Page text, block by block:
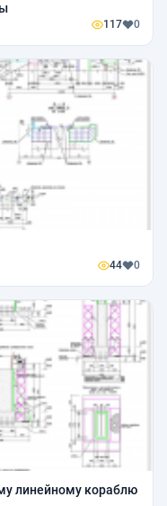
117 0
44 0
линейному кораблю